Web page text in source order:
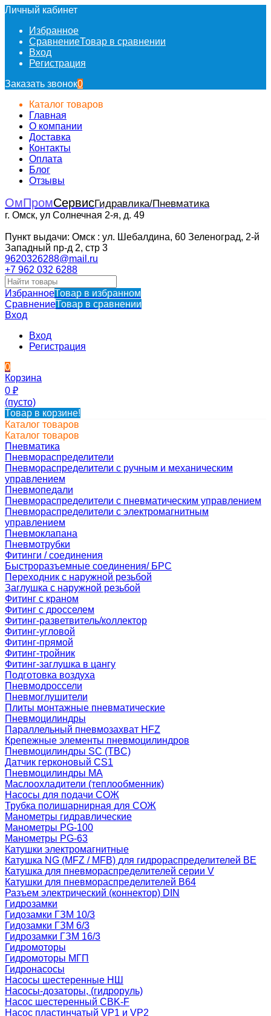
Личный кабинет
Избранное
СравнениеТовар в сравнении
Вход
Регистрация
Заказать звонок0
Каталог товаров
Главная
О компании
Доставка
Контакты
Оплата
Блог
Отзывы
ОмПромСервисГидравлика/Пневматика
г. Омск, ул Солнечная 2-я, д. 49
Пункт выдачи: Омск : ул. Шебалдина, 60 Зеленоград, 2-й
Западный пр-д 2, стр 3
9620326288@mail.ru
+7 962 032 6288
ИзбранноеТовар в избранном
СравнениеТовар в сравнении
Вход
Вход
Регистрация
0
Корзина
0 ₽
(пусто)
Товар в корзине!
Каталог товаров
Каталог товаров
Пневматика
Пневмораспределители
Пневмораспределители с ручным и механическим
управлением
Пневмопедали
Пневмораспределители с пневматическим управлением
Пневмораспределители с электромагнитным
управлением
Пневмоклапана
Пневмотрубки
Фитинги / соединения
Быстроразъемные соединения/ БРС
Переходник с наружной резьбой
Заглушка с наружной резьбой
Фитинг с краном
Фитинг с дросселем
Фитинг-разветвитель/коллектор
Фитинг-угловой
Фитинг-прямой
Фитинг-тройник
Фитинг-заглушка в цангу
Подготовка воздуха
Пневмодроссели
Пневмоглушители
Плиты монтажные пневматические
Пневмоцилиндры
Параллельный пневмозахват HFZ
Крепежные элементы пневмоцилиндров
Пневмоцилиндры SC (TBC)
Датчик герконовый CS1
Пневмоцилиндры MA
Маслоохладители (теплообменник)
Насосы для подачи СОЖ
Трубка полишарнирная для СОЖ
Манометры гидравлические
Манометры PG-100
Манометры PG-63
Катушки электромагнитные
Катушка NG (MFZ / MFB) для гидрораспределителей ВЕ
Катушка для пневмораспределителей серии V
Катушки для пневмораспределителей В64
Разъем электрический (коннектор) DIN
Гидрозамки
Гидозамки ГЗМ 10/3
Гидозамки ГЗМ 6/3
Гидрозамки ГЗМ 16/3
Гидромоторы
Гидромоторы МГП
Гидронасосы
Насосы шестеренные НШ
Насосы-дозаторы, (гидроруль)
Насос шестеренный CBK-F
Насос пластинчатый VP1 и VP2